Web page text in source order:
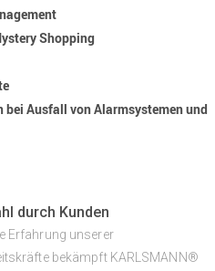
Shopping
bei Ausfall von Alarmsystemen und
durch Kunden
Erfahrung unserer
bekämpft KARLSMANN®